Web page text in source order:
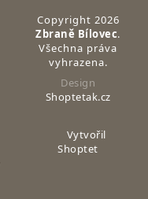
Copyright 2026
Zbraně Bílovec.
Všechna práva
vyhrazena.
Design
Shoptetak.cz
Vytvořil
Shoptet